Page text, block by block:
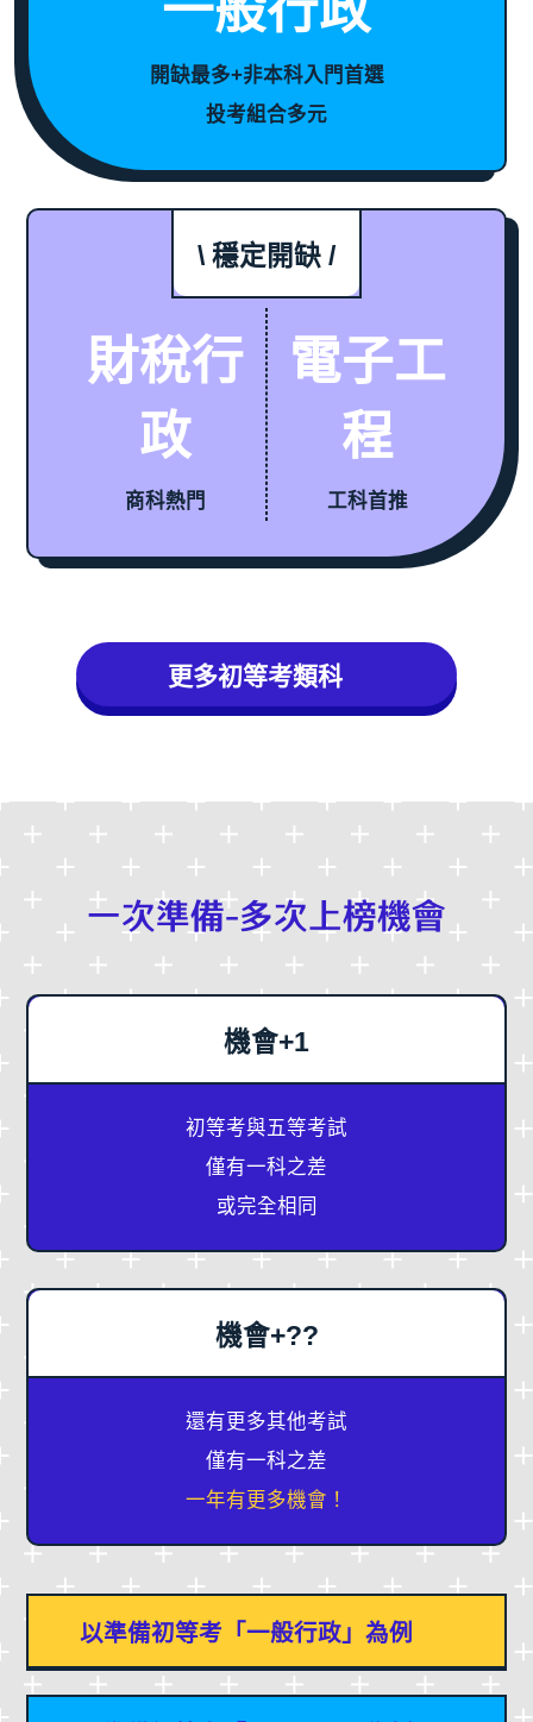
開缺最多+非本科入門首選
投考組合多元
\ 穩定開缺 /
財稅行
政
商科熱門
電子工
程
工科首推
更多初等考類科
一次準備-多次上榜機會
機會+1
初等考與五等考試
僅有一科之差
或完全相同
機會+??
還有更多其他考試
僅有一科之差
一年有更多機會！
以準備初等考「一般行政」為例